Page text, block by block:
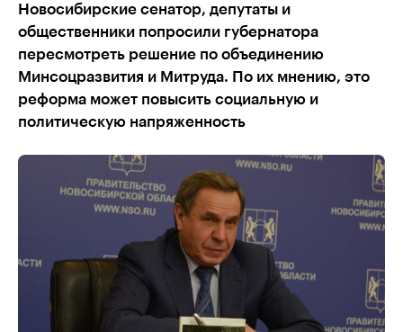
Новосибирские сенатор, депутаты и
общественники попросили губернатора
пересмотреть решение по объединению
Минсоцразвития и Митруда. По их мнению, это
реформа может повысить социальную и
политическую напряженность